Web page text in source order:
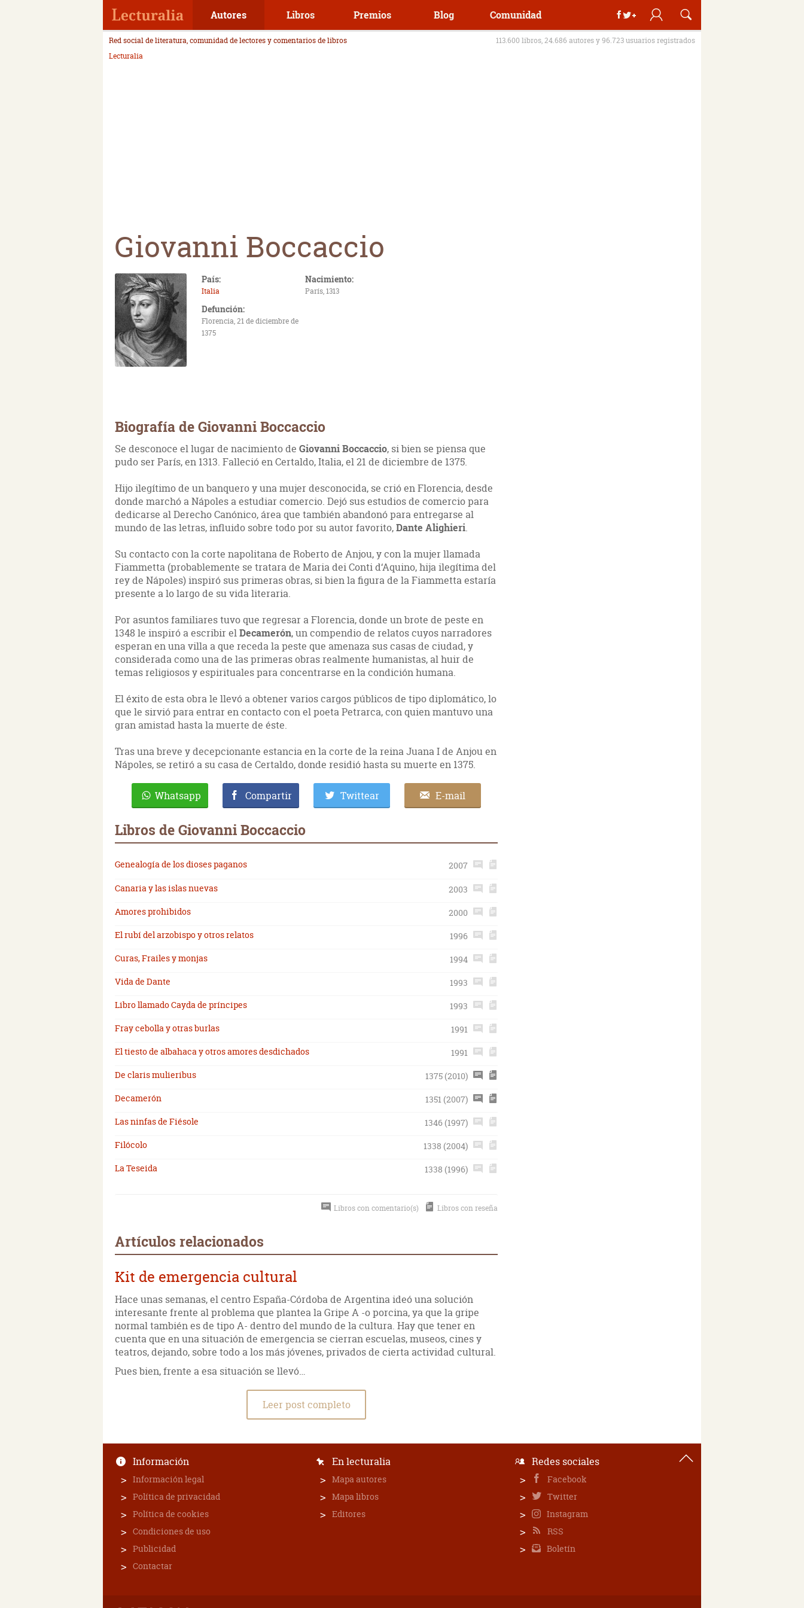
Autores Libros Premios Blog Comunidad
Red social de literatura, comunidad de lectores y comentarios de libros
113.600 libros, 24.686 autores y 96.723 usuarios registrados
Lecturalia
Giovanni Boccaccio
País:
Italia
Nacimiento:
París, 1313
Defunción:
Florencia, 21 de diciembre de
1375
Biografía de Giovanni Boccaccio
Se desconoce el lugar de nacimiento de Giovanni Boccaccio, si bien se piensa que
pudo ser París, en 1313. Falleció en Certaldo, Italia, el 21 de diciembre de 1375.
Hijo ilegítimo de un banquero y una mujer desconocida, se crió en Florencia, desde
donde marchó a Nápoles a estudiar comercio. Dejó sus estudios de comercio para
dedicarse al Derecho Canónico, área que también abandonó para entregarse al
mundo de las letras, influido sobre todo por su autor favorito,Dante Alighieri.
Su contacto con la corte napolitana de Roberto de Anjou, y con la mujer llamada
Fiammetta (probablemente se tratara de Maria dei Conti d‘Aquino, hija ilegítima del
rey de Nápoles) inspiró sus primeras obras, si bien la figura de la Fiammetta estaría
presente a lo largo de su vida literaria.
Por asuntos familiares tuvo que regresar a Florencia, donde un brote de peste en
1348 le inspiró a escribir elDecamerón, un compendio de relatos cuyos narradores
esperan en una villa a que receda la peste que amenaza sus casas de ciudad, y
considerada como una de las primeras obras realmente humanistas, al huir de
temas religiosos y espirituales para concentrarse en la condición humana.
El éxito de esta obra le llevó a obtener varios cargos públicos de tipo diplomático, lo
que le sirvió para entrar en contacto con el poeta Petrarca, con quien mantuvo una
gran amistad hasta la muerte de éste.
Tras una breve y decepcionante estancia en la corte de la reina Juana I de Anjou en
Nápoles, se retiró a su casa de Certaldo, donde residió hasta su muerte en 1375.
Whatsapp Compartir Twittear E-mail
Libros de Giovanni Boccaccio
Genealogía de los dioses paganos
2007
Canaria y las islas nuevas
2003
Amores prohibidos
2000
El rubí del arzobispo y otros relatos
1996
Curas, Frailes y monjas
1994
Vida de Dante
1993
Libro llamado Cayda de príncipes
1993
Fray cebolla y otras burlas
1991
El tiesto de albahaca y otros amores desdichados
1991
De claris mulieribus
1375 (2010)
Decamerón
1351 (2007)
Las ninfas de Fiésole
1346 (1997)
Filócolo
1338 (2004)
La Teseida
1338 (1996)
Libros con comentario(s) Libros con reseña
Artículos relacionados
Kit de emergencia cultural
Hace unas semanas, el centro España-Córdoba de Argentina ideó una solución
interesante frente al problema que plantea la Gripe A -o porcina, ya que la gripe
normal también es de tipo A- dentro del mundo de la cultura. Hay que tener en
cuenta que en una situación de emergencia se cierran escuelas, museos, cines y
teatros, dejando, sobre todo a los más jóvenes, privados de cierta actividad cultural.
Pues bien, frente a esa situación se llevó…
Leer post completo
Información
Información legal
Política de privacidad
Política de cookies
Condiciones de uso
Publicidad
Contactar
En lecturalia
Mapa autores
Mapa libros
Editores
Redes sociales
Facebook
Twitter
Instagram
RSS
Boletín